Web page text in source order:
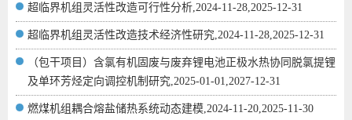
超临界机组灵活性改造可行性分析,2024-11-28,2025-12-31
超临界机组灵活性改造技术经济性研究,2024-11-28,2025-12-31
（包干项目）含氯有机固废与废弃锂电池正极水热协同脱氯提锂
及单环芳烃定向调控机制研究,2025-01-01,2027-12-31
燃煤机组耦合熔盐储热系统动态建模,2024-11-20,2025-11-30